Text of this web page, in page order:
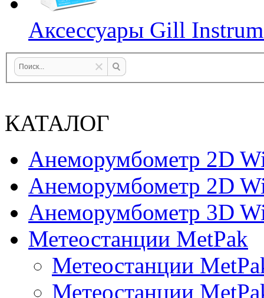
Аксессуары Gill
КАТАЛОГ
Анеморумбометр 2D
Анеморумбометр 2D
Анеморумбометр 3D
Метеостанции MetPak
Метеостанции
Метеостанции